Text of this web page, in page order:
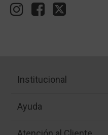
Institucional
Ayuda